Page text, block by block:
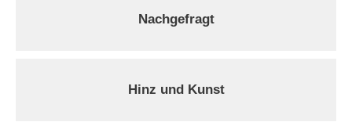
Nachgefragt
Hinz und Kunst